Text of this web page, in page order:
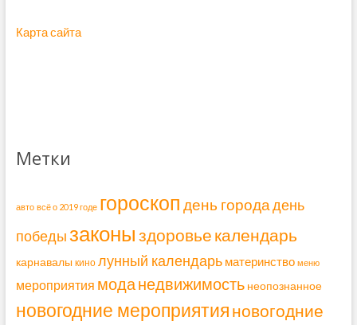
Карта сайта
Метки
авто всё о 2019 годе гороскоп день городадень
победызаконыздоровье календарь
карнавалы кино лунный календарь материнство меню
мероприятия моданедвижимость неопознанное
новогодние мероприятия новогодние